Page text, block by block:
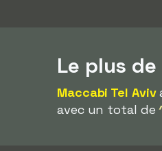
Le plus
Maccabi Tel Aviv
avec un total de